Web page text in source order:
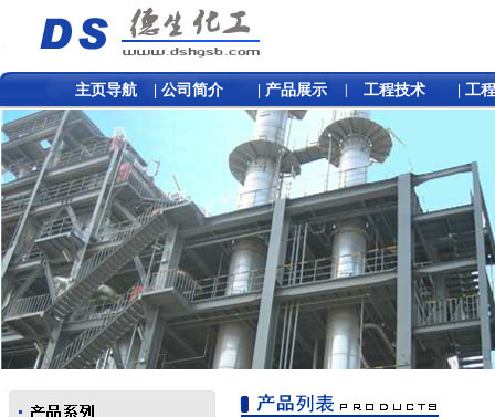
主页导航 公司简介 产品展示 工程技术 工